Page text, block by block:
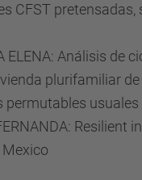
CFST pretensadas,
ELENA: Análisis de
plurifamiliar
permutables usuales
Resilient